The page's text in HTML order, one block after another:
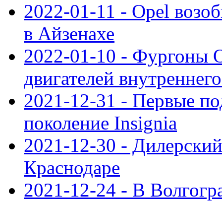
2022-01-11 - Opel
в Айзенахе
2022-01-10 - Фургоны
двигателей
2021-12-31 - Первые
поколение Insignia
2021-12-30 -
Краснодаре
2021-12-24 - В